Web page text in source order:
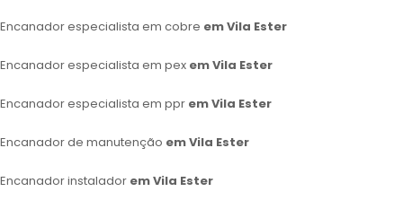
Encanador especialista em cobre em Vila Ester
Encanador especialista em pex em Vila Ester
Encanador especialista em ppr em Vila Ester
Encanador de manutenção em Vila Ester
Encanador instalador em Vila Ester